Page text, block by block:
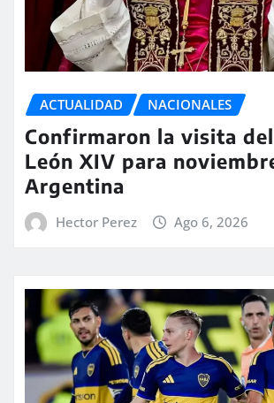
ACTUALIDAD NACIONALES
Confirmaron la visita
León XIV para
Argentina
Hector Perez Ago 6, 2026